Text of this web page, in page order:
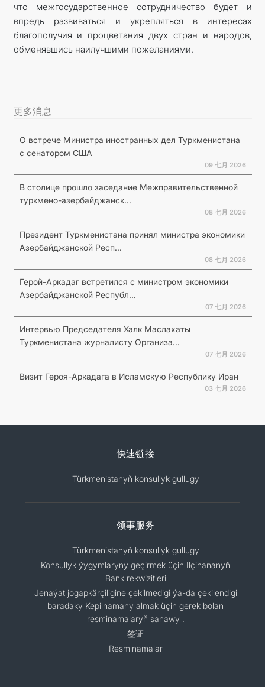
что межгосударственное сотрудничество будет и
впредь развиваться и укрепляться в интересах
благополучия и процветания двух стран и народов,
обменявшись наилучшими пожеланиями.
更多消息
О встрече Министра иностранных дел Туркменистана
с сенатором США
09 七月 2026
В столице прошло заседание Межправительственной
туркмено-азербайджанск...
08 七月 2026
Президент Туркменистана принял министра экономики
Азербайджанской Респ...
08 七月 2026
Герой-Аркадаг встретился с министром экономики
Азербайджанской Республ...
07 七月 2026
Интервью Председателя Халк Маслахаты
Туркменистана журналисту Организа...
07 七月 2026
Визит Героя-Аркадага в Исламскую Республику Иран
03 七月 2026
快速链接
Türkmenistanyň konsullyk gullugy
领事服务
Türkmenistanyň konsullyk gullugy
Konsullyk ýygymlaryny geçirmek üçin Ilçihananyň
Bank rekwizitleri
Jenaýat jogapkärçiligine çekilmedigi ýa-da çekilendigi
baradaky Kepilnamany almak üçin gerek bolan
resminamalaryň sanawy .
签证
Resminamalar